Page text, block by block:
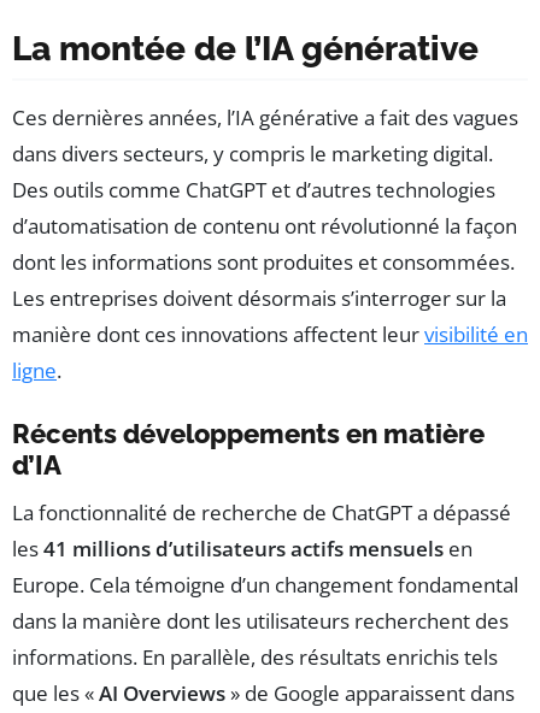
La montée de l’IA générative
Ces dernières années, l’IA générative a fait des vagues
dans divers secteurs, y compris le marketing digital.
Des outils comme ChatGPT et d’autres technologies
d’automatisation de contenu ont révolutionné la façon
dont les informations sont produites et consommées.
Les entreprises doivent désormais s’interroger sur la
manière dont ces innovations affectent leurvisibilité en
ligne.
Récents développements en matière
d’IA
La fonctionnalité de recherche de ChatGPT a dépassé
les41 millions d’utilisateurs actifs mensuels en
Europe. Cela témoigne d’un changement fondamental
dans la manière dont les utilisateurs recherchent des
informations. En parallèle, des résultats enrichis tels
que les «AI Overviews» de Google apparaissent dans